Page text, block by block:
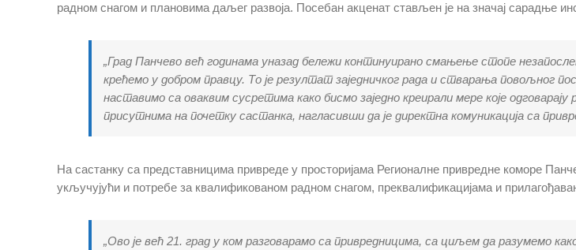
радном снагом и плановима даљег развоја. Посебан акценат стављен је на значај
„Град Панчево већ годинама уназад бележи континуирано смањење стопе
крећемо у добром правцу. То је резултат заједничког рада и стварања повољног
наставимо са оваквим сусретима како бисмо заједно креирали мере које
присутнима на почетку састанка, нагласивши да је директна комуникација са
На састанку са представницима привреде у просторијама Регионалне привредне коморе
укључујући и потребе за квалификованом радном снагом, преквалификацијама и
„Ово је већ 21. град у ком разговарамо са привредницима, са циљем да разумемо